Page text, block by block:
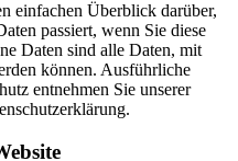
einfachen Überblick darüber,
passiert, wenn Sie diese
Daten sind alle Daten, mit
können. Ausführliche
entnehmen Sie unserer